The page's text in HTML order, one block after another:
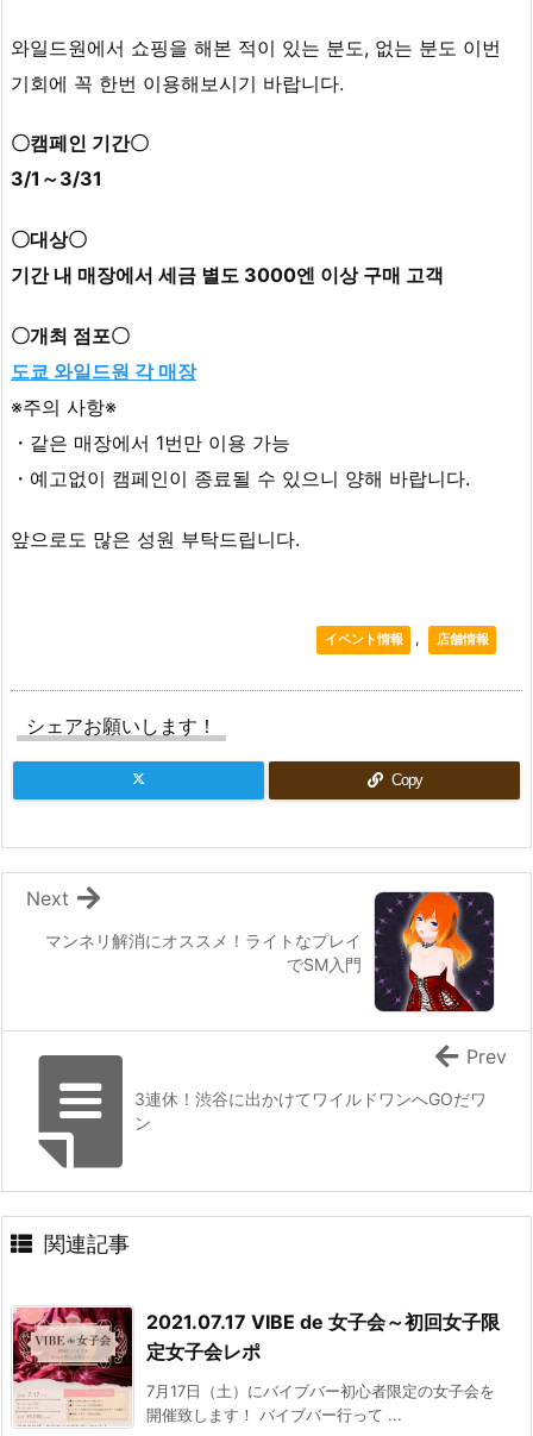
와일드원에서 쇼핑을 해본 적이 있는 분도, 없는 분도 이번
기회에 꼭 한번 이용해보시기 바랍니다.
〇캠페인 기간〇
3/1～3/31
〇대상〇
기간 내 매장에서 세금 별도 3000엔 이상 구매 고객
〇개최 점포〇
도쿄 와일드원 각 매장
※주의 사항※
・같은 매장에서 1번만 이용 가능
・예고없이 캠페인이 종료될 수 있으니 양해 바랍니다.
앞으로도 많은 성원 부탁드립니다.
イベント情報 , 店舗情報
シェアお願いします！
Copy
マンネリ解消にオススメ！ライトなプレイ
でSM入門
Next
3連休！渋谷に出かけてワイルドワンへGOだワ
ン
Prev
関連記事
2021.07.17 VIBE de 女子会～初回女子限
定女子会レポ
7月17日（土）にバイブバー初心者限定の女子会を
開催致します！ バイブバー行って ...